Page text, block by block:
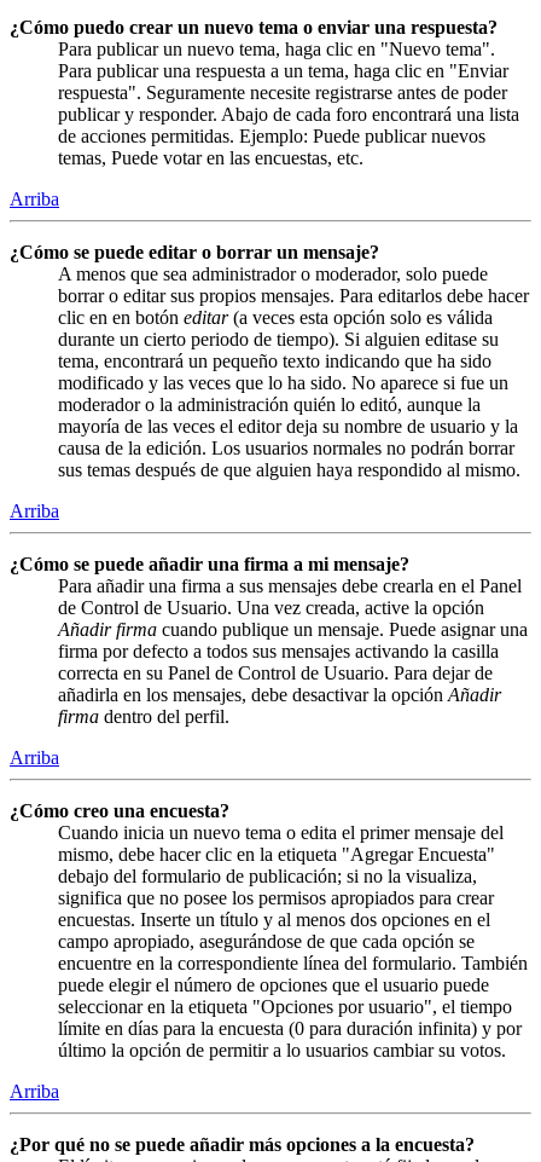
¿Cómo puedo crear un nuevo tema o enviar una respuesta?
Para publicar un nuevo tema, haga clic en "Nuevo tema".
Para publicar una respuesta a un tema, haga clic en "Enviar
respuesta". Seguramente necesite registrarse antes de poder
publicar y responder. Abajo de cada foro encontrará una lista
de acciones permitidas. Ejemplo: Puede publicar nuevos
temas, Puede votar en las encuestas, etc.
Arriba
¿Cómo se puede editar o borrar un mensaje?
A menos que sea administrador o moderador, solo puede
borrar o editar sus propios mensajes. Para editarlos debe hacer
clic en en botón editar(a veces esta opción solo es válida
durante un cierto periodo de tiempo). Si alguien editase su
tema, encontrará un pequeño texto indicando que ha sido
modificado y las veces que lo ha sido. No aparece si fue un
moderador o la administración quién lo editó, aunque la
mayoría de las veces el editor deja su nombre de usuario y la
causa de la edición. Los usuarios normales no podrán borrar
sus temas después de que alguien haya respondido al mismo.
Arriba
¿Cómo se puede añadir una firma a mi mensaje?
Para añadir una firma a sus mensajes debe crearla en el Panel
de Control de Usuario. Una vez creada, active la opción
Añadir firma cuando publique un mensaje. Puede asignar una
firma por defecto a todos sus mensajes activando la casilla
correcta en su Panel de Control de Usuario. Para dejar de
añadirla en los mensajes, debe desactivar la opción Añadir
firma dentro del perfil.
Arriba
¿Cómo creo una encuesta?
Cuando inicia un nuevo tema o edita el primer mensaje del
mismo, debe hacer clic en la etiqueta "Agregar Encuesta"
debajo del formulario de publicación; si no la visualiza,
significa que no posee los permisos apropiados para crear
encuestas. Inserte un título y al menos dos opciones en el
campo apropiado, asegurándose de que cada opción se
encuentre en la correspondiente línea del formulario. También
puede elegir el número de opciones que el usuario puede
seleccionar en la etiqueta "Opciones por usuario", el tiempo
límite en días para la encuesta (0 para duración infinita) y por
último la opción de permitir a lo usuarios cambiar su votos.
Arriba
¿Por qué no se puede añadir más opciones a la encuesta?